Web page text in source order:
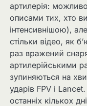
артилерія:
описами тих, хто
інтенсивнішою),
стільки відео, як
раз вражений
артилерійськими
зупиняються на
ударів FPV і
останніх кількох